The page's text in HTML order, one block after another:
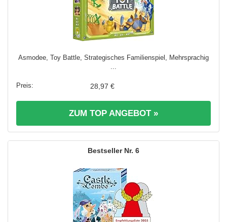
Asmodee, Toy Battle, Strategisches Familienspiel, Mehrsprachig
...
28,97 €
ZUM TOP ANGEBOT »
6